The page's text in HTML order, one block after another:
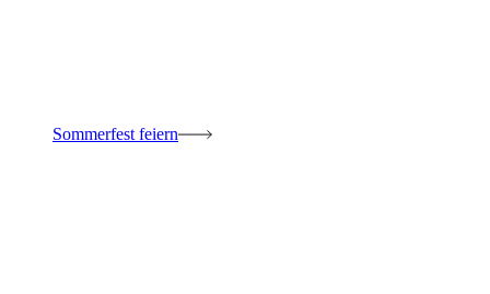
Sommerfest feiern